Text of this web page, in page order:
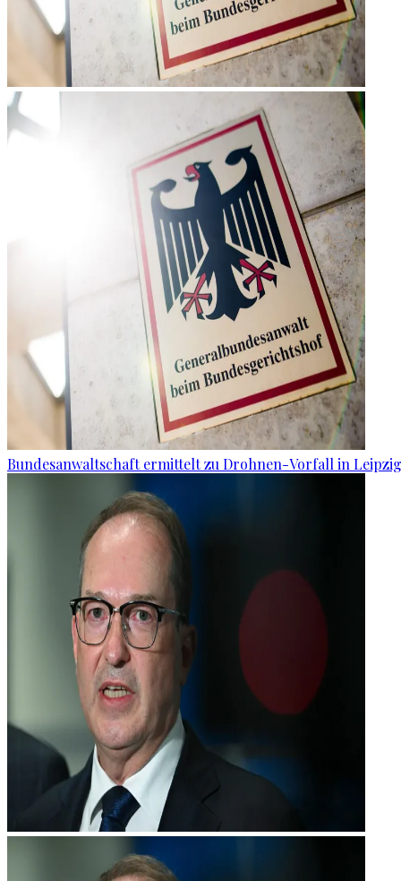
Bundesanwaltschaft ermittelt zu Drohnen-Vorfall in Leipzig